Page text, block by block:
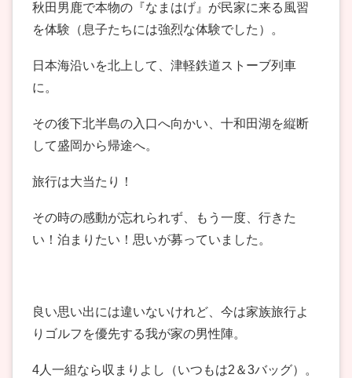
秋田男鹿で本物の『なまはげ』が民家に来る風習
を体験（息子たちには強烈な体験でした）。
日本海沿いを北上して、津軽鉄道ストーブ列車
に。
その後下北半島の入口へ向かい、十和田湖を縦断
して盛岡から帰途へ。
旅行は大当たり！
その時の感動が忘れられず、もう一度、行きた
い！泊まりたい！思いが募っていました。
良い思い出には違いないけれど、今は家族旅行よ
りゴルフを優先する我が家の男性陣。
4人一組なら収まりよし（いつもは2＆3バッグ）。